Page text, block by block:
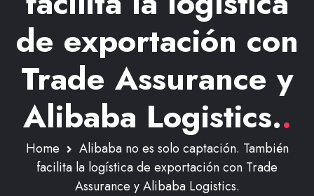
de exportación con
Trade Assurance y
Alibaba Logistics..
Home
Alibaba no es solo captación. También
facilita la logística de exportación con Trade
Assurance y Alibaba Logistics.